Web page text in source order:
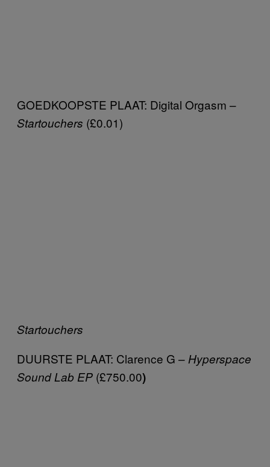
GOEDKOOPSTE PLAAT: Digital Orgasm –
Startouchers (£0.01)
Startouchers
DUURSTE PLAAT: Clarence G –Hyperspace
Sound Lab EP (£750.00)